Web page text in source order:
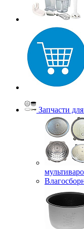
Запчасти